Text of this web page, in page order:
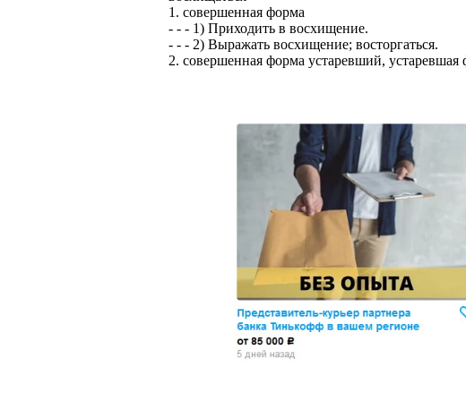
1. совершенная форма
- - - 1) Приходить в восхищение.
- - - 2) Выражать восхищение; восторгаться.
2. совершенная форма устаревший, устаревшая